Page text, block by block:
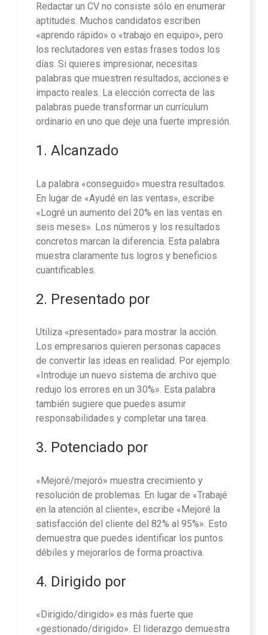
Redactar un CV no consiste sólo en enumerar
aptitudes. Muchos candidatos escriben
«aprendo rápido» o «trabajo en equipo», pero
los reclutadores ven estas frases todos los
días. Si quieres impresionar, necesitas
palabras que muestren resultados, acciones e
impacto reales. La elección correcta de las
palabras puede transformar un currículum
ordinario en uno que deje una fuerte impresión.
1. Alcanzado
La palabra «conseguido» muestra resultados.
En lugar de «Ayudé en las ventas», escribe
«Logré un aumento del 20% en las ventas en
seis meses». Los números y los resultados
concretos marcan la diferencia. Esta palabra
muestra claramente tus logros y beneficios
cuantificables.
2. Presentado por
Utiliza «presentado» para mostrar la acción.
Los empresarios quieren personas capaces
de convertir las ideas en realidad. Por ejemplo:
«Introduje un nuevo sistema de archivo que
redujo los errores en un 30%». Esta palabra
también sugiere que puedes asumir
responsabilidades y completar una tarea.
3. Potenciado por
«Mejoré/mejoró» muestra crecimiento y
resolución de problemas. En lugar de «Trabajé
en la atención al cliente», escribe «Mejoré la
satisfacción del cliente del 82% al 95%». Esto
demuestra que puedes identificar los puntos
débiles y mejorarlos de forma proactiva.
4. Dirigido por
«Dirigido/dirigido» es más fuerte que
«gestionado/dirigido». El liderazgo demuestra